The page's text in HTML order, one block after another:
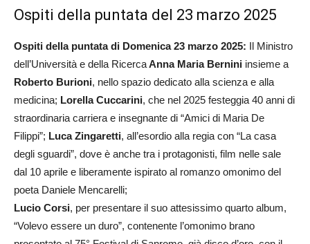
Ospiti della puntata del 23 marzo 2025
Ospiti della puntata di Domenica 23 marzo 2025: Il Ministro
dell’Università e della RicercaAnna Maria Bernini insieme a
Roberto Burioni, nello spazio dedicato alla scienza e alla
medicina; Lorella Cuccarini, che nel 2025 festeggia 40 anni di
straordinaria carriera e insegnante di “Amici di Maria De
Filippi”; Luca Zingaretti, all’esordio alla regia con “La casa
degli sguardi”, dove è anche tra i protagonisti, film nelle sale
dal 10 aprile e liberamente ispirato al romanzo omonimo del
poeta Daniele Mencarelli;
Lucio Corsi, per presentare il suo attesissimo quarto album,
“Volevo essere un duro”, contenente l’omonimo brano